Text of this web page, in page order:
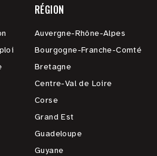
RÉGION
Auvergne-Rhône-Alpes
Bourgogne-Franche-Comté
Bretagne
Centre-Val de Loire
Corse
Grand Est
Guadeloupe
Guyane